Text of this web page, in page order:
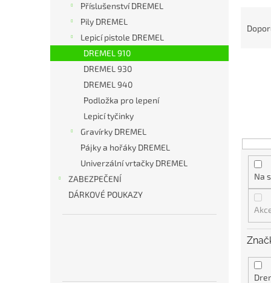
l
Příslušenství DREMEL
Pily DREMEL
Lepicí pistole DREMEL
DREMEL 910
DREMEL 930
DREMEL 940
Podložka pro lepení
Lepicí tyčinky
Gravírky DREMEL
Pájky a hořáky DREMEL
Univerzální vrtačky DREMEL
ZABEZPEČENÍ
DÁRKOVÉ POUKAZY
u
Na